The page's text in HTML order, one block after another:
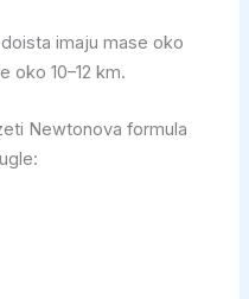
imaju mase oko
oko 10–12 km.
Newtonova formula